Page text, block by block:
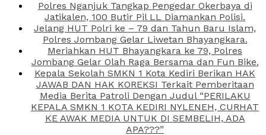
Polres Nganjuk Tangkap Pengedar Okerbaya di
Jatikalen, 100 Butir Pil LL Diamankan Polisi.
Jelang HUT Polri ke – 79 dan Tahun Baru Islam,
Polres Jombang Gelar Liwetan Bhayangkara.
Meriahkan HUT Bhayangkara ke 79, Polres
Jombang Gelar Olah Raga Bersama dan Fun Bike.
Kepala Sekolah SMKN 1 Kota Kediri Berikan HAK
JAWAB DAN HAK KOREKSI Terkait Pemberitaan
Media Berita Patroli Dengan Judul “PERILAKU
KEPALA SMKN 1 KOTA KEDIRI NYLENEH, CURHAT
KE AWAK MEDIA UNTUK DI SEMBELIH, ADA
APA???”